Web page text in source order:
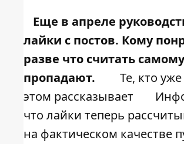
Еще в апреле
лайки с постов. Кому
разве что считать
пропадают.
Те, кто
этом рассказывает
что лайки теперь
на фактическом качестве